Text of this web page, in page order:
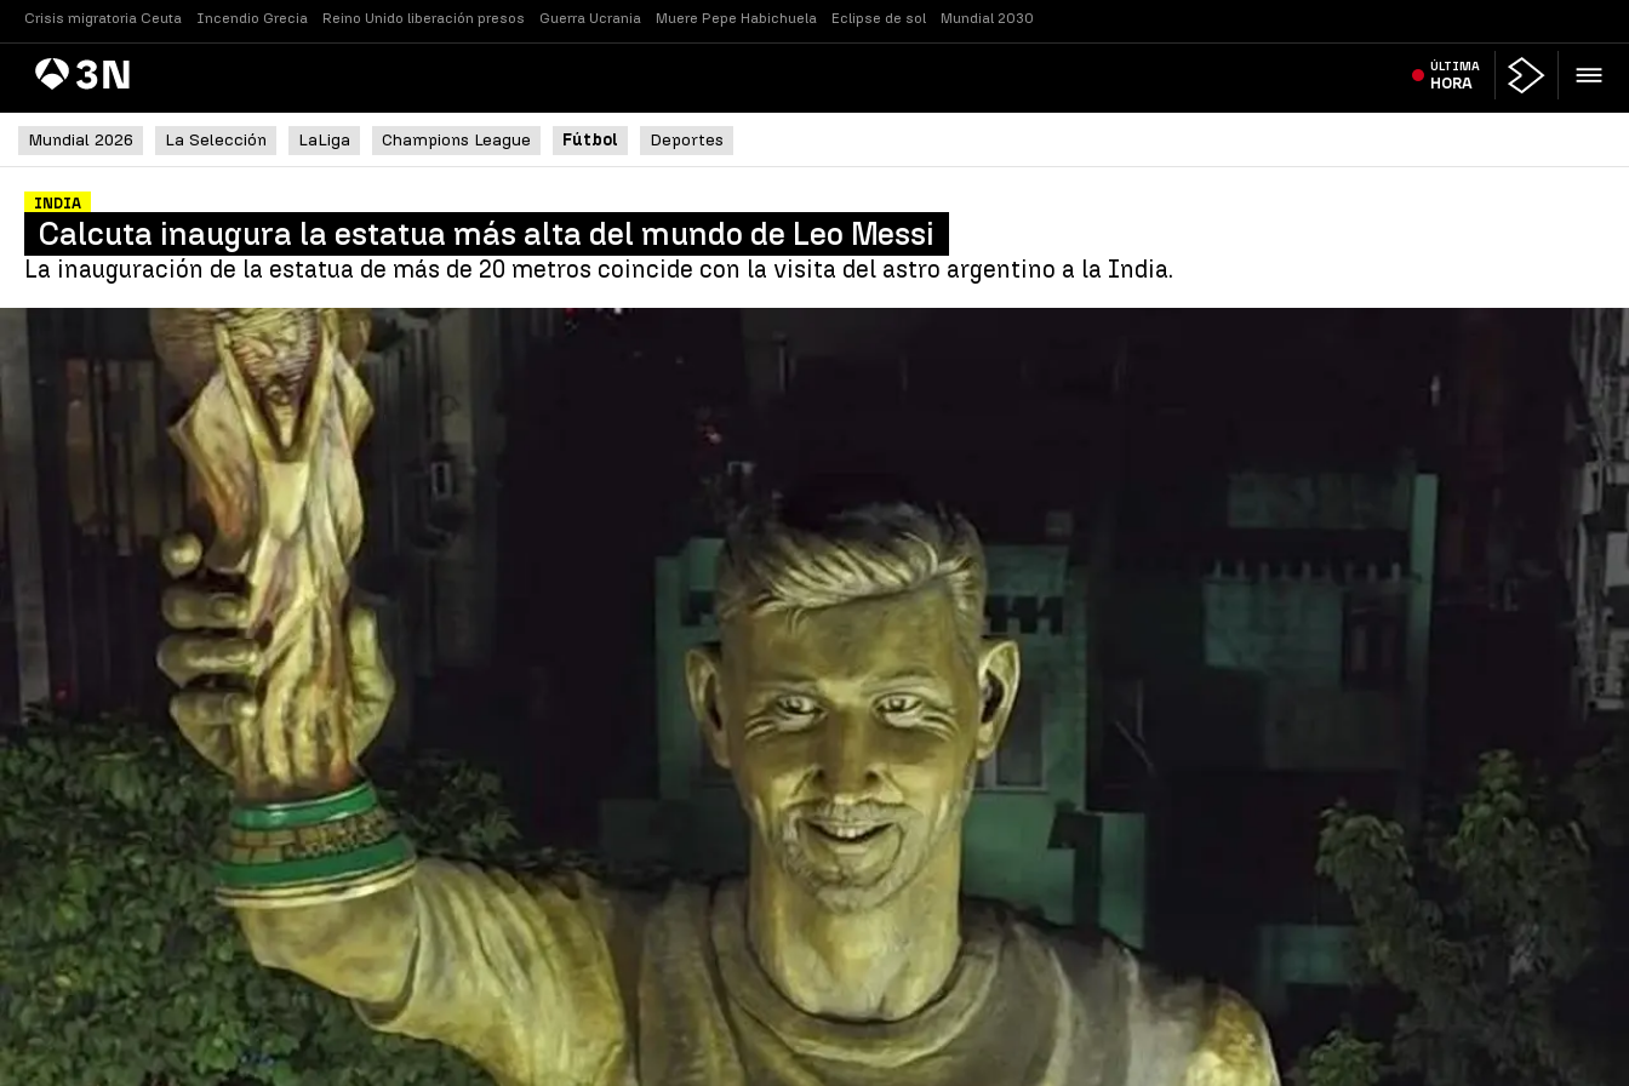
Crisis migratoria Ceuta Incendio Grecia Reino Unido liberación presos Guerra Ucrania Muere Pepe Habichuela Eclipse de sol Mundial 2030
AntenaNoticias ÚLTIMA
HORA
Mundial 2026 La Selección LaLiga Champions League Fútbol Deportes
INDIA
Calcuta inaugura la estatua más alta del mundo de Leo Messi
La inauguración de la estatua de más de 20 metros coincide con la visita del astro argentino a la India.